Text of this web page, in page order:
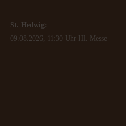
St. Hedwig:
09.08.2026, 11:30 Uhr Hl. Messe